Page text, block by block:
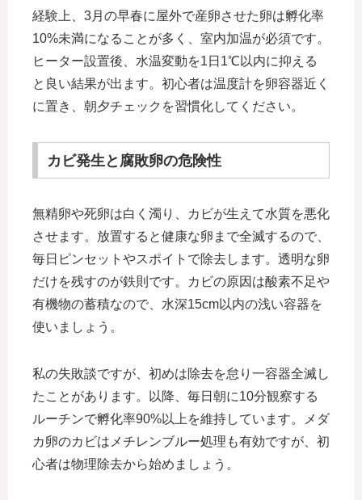
経験上、3月の早春に屋外で産卵させた卵は孵化率
10%未満になることが多く、室内加温が必須です。
ヒーター設置後、水温変動を1日1℃以内に抑える
と良い結果が出ます。初心者は温度計を卵容器近く
に置き、朝夕チェックを習慣化してください。
カビ発生と腐敗卵の危険性
無精卵や死卵は白く濁り、カビが生えて水質を悪化
させます。放置すると健康な卵まで全滅するので、
毎日ピンセットやスポイトで除去します。透明な卵
だけを残すのが鉄則です。カビの原因は酸素不足や
有機物の蓄積なので、水深15cm以内の浅い容器を
使いましょう。
私の失敗談ですが、初めは除去を怠り一容器全滅し
たことがあります。以降、毎日朝に10分観察する
ルーチンで孵化率90%以上を維持しています。メダ
カ卵のカビはメチレンブルー処理も有効ですが、初
心者は物理除去から始めましょう。